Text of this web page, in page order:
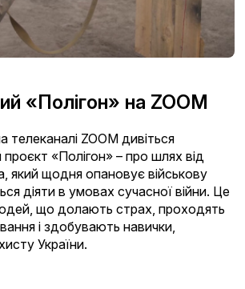
«Полігон» на ZOOM
телеканалі ZOOM дивіться
«Полігон» – про шлях від
який щодня опановує військову
діяти в умовах сучасної війни. Це
що долають страх, проходять
і здобувають навички,
України.